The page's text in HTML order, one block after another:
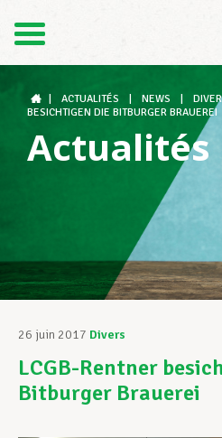
Le LCGB
Structures syndicales
Assistance au Travail
Vos droits
ACTUALITÉS NEWS
BESICHTIGEN DIE BITBURGER BRAUEREI
Actualités
26 juin 2017 Divers
LCGB-Rentner
Bitburger Brauerei